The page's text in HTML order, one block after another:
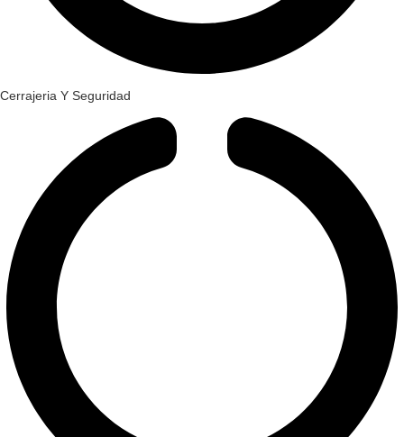
Cerrajeria Y Seguridad